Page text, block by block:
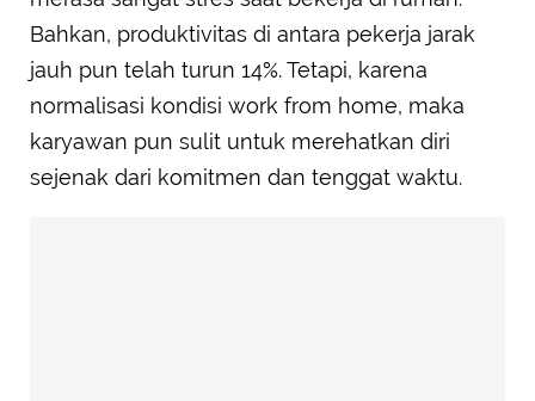
Bahkan, produktivitas di antara pekerja jarak
jauh pun telah turun 14%. Tetapi, karena
normalisasi kondisi work from home, maka
karyawan pun sulit untuk merehatkan diri
sejenak dari komitmen dan tenggat waktu.